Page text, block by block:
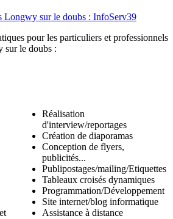
pour les particuliers et professionnels
sur le doubs :
Réalisation
d'interview/reportages
Création de diaporamas
Conception de flyers,
publicités...
Publipostages/mailing/Etiquettes
Tableaux croisés dynamiques
Programmation/Développement
Site internet/blog informatique
Assistance à distance